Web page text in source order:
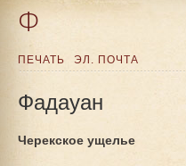
Ф
ПЕЧАТЬ ЭЛ. ПОЧТА
Фадауан
Черекское ущелье